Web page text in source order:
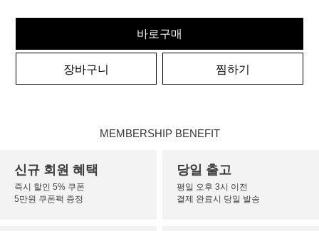
바로구매
장바구니 찜하기
MEMBERSHIP BENEFIT
신규 회원 혜택
즉시 할인 5% 쿠폰
5만원 쿠폰팩 증정
당일 출고
평일 오후 3시 이전
결제 완료시 당일 발송